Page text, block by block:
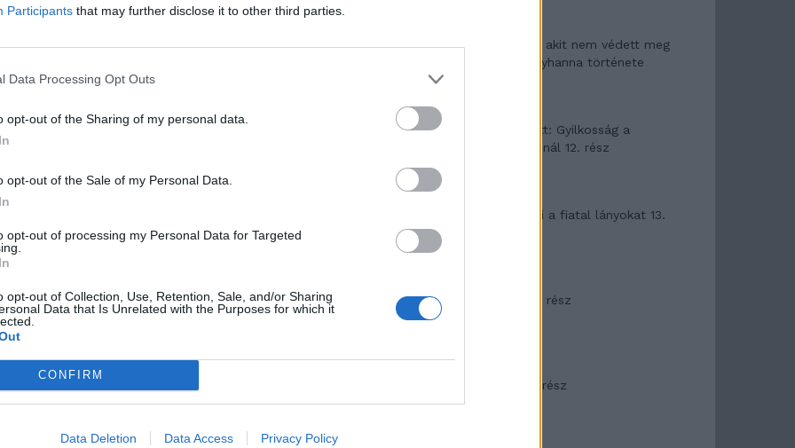
Participants that may further disclose it to other third parties.
Data Processing Opt Outs
opt-out of the Sharing of my personal data.
opt-out of the Sale of my Personal Data.
opt-out of processing my Personal Data for Targeted
opt-out of Collection, Use, Retention, Sale, and/or Sharing
Data that Is Unrelated with the Purposes for which it
CONFIRM
Data Deletion Data Access Privacy Policy
rajta, hogy nem vár választ, vitatkozni meg
feleség, aki máskülönben tűrte volna a szeszélyes
Egészen és visszavonhatatlanul. Lépni akart, ki
karácsony, ő pedig nem volt hajlandó egy hazug
eléggé fájt a szíve ahhoz, hogy ne hagyja magát
is van, hagyjuk holnapra!
elég annyit mondani, hogy majd holnap, mert
A kislány, akit nem védett meg
senki – Lyhanna története
T. Barnett: Gyilkosság a
Garda-tónál 12. rész
T. szereti a fiatal lányokat 13.
Minka 10. rész
Minka 9. rész